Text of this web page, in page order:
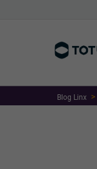
Blog Linx